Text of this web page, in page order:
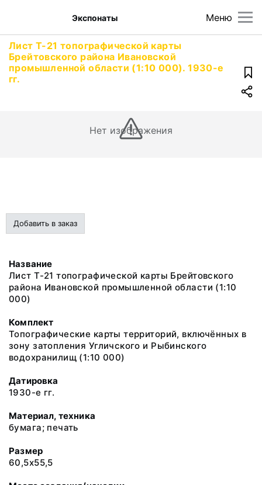
Меню
Экспонаты
Лист Т-21 топографической карты
Брейтовского района Ивановской
промышленной области (1:10 000). 1930-е
гг.
Нет изображения
Добавить в заказ
Название
Лист Т-21 топографической карты Брейтовского
района Ивановской промышленной области (1:10
000)
Комплект
Топографические карты территорий, включённых в
зону затопления Угличского и Рыбинского
водохранилищ (1:10 000)
Датировка
1930-е гг.
Материал, техника
бумага; печать
Размер
60,5х55,5